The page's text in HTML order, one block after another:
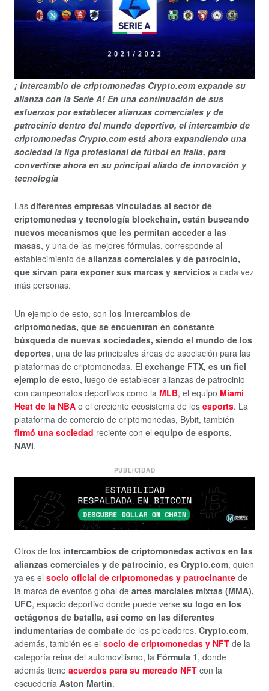
¡ Intercambio de criptomonedas Crypto.com expande su
alianza con la Serie A! En una continuación de sus
esfuerzos por establecer alianzas comerciales y de
patrocinio dentro del mundo deportivo, el intercambio de
criptomonedas Crypto.com está ahora expandiendo una
sociedad la liga profesional de fútbol en Italia, para
convertirse ahora en su principal aliado de innovación y
tecnología
Las diferentes empresas vinculadas al sector de
criptomonedas y tecnología blockchain, están buscando
nuevos mecanismos que les permitan acceder a las
masas, y una de las mejores fórmulas, corresponde al
establecimiento de alianzas comerciales y de patrocinio,
que sirvan para exponer sus marcas y servicios a cada vez
más personas.
Un ejemplo de esto, son los intercambios de
criptomonedas, que se encuentran en constante
búsqueda de nuevas sociedades, siendo el mundo de los
deportes, una de las principales áreas de asociación para las
plataformas de criptomonedas. El exchange FTX, es un fiel
ejemplo de esto, luego de establecer alianzas de patrocinio
con campeonatos deportivos como la MLB, el equipo Miami
Heat de la NBA o el creciente ecosistema de los esports. La
plataforma de comercio de criptomonedas, Bybit, también
firmó una sociedad reciente con el equipo de esports,
NAVI.
PUBLICIDAD
Otros de los intercambios de criptomonedas activos en las
alianzas comerciales y de patrocinio, es Crypto.com, quien
ya es el socio oficial de criptomonedas y patrocinante de
la marca de eventos global de artes marciales mixtas (MMA),
UFC, espacio deportivo donde puede verse su logo en los
octágonos de batalla, así como en las diferentes
indumentarias de combate de los peleadores. Crypto.com,
además, también es el socio de criptomonedas y NFT de la
categoría reina del automovilismo, la Fórmula 1, donde
además tiene acuerdos para su mercado NFT con la
escuedería Aston Martin.